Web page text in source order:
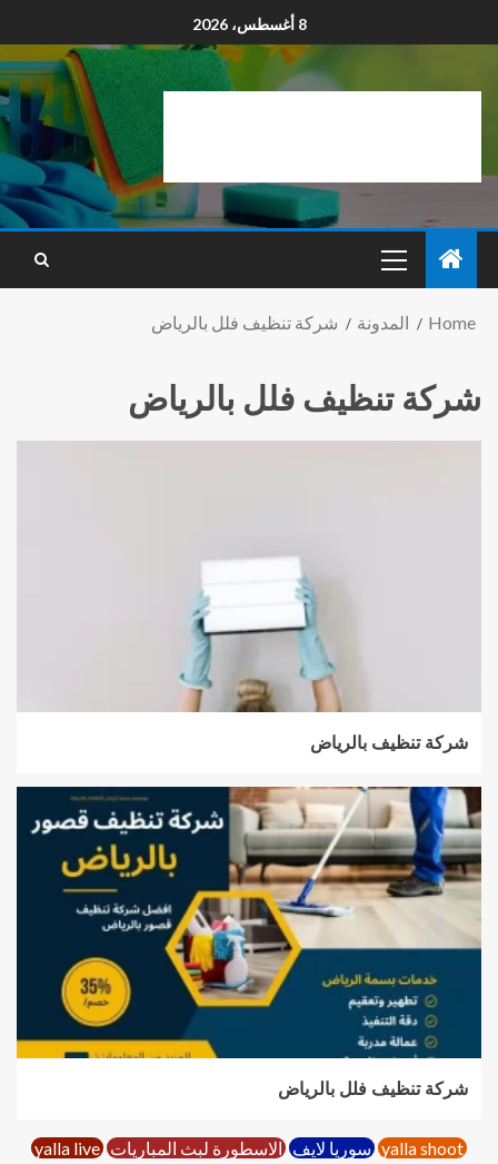
8 أغسطس، 2026
Home المدونة شركة تنظيف فلل بالرياض
شركة تنظيف فلل بالرياض
شركة تنظيف بالرياض
شركة تنظيف فلل بالرياض
yalla shoot سوريا لايفالاسطورة لبث المبارياتyalla live